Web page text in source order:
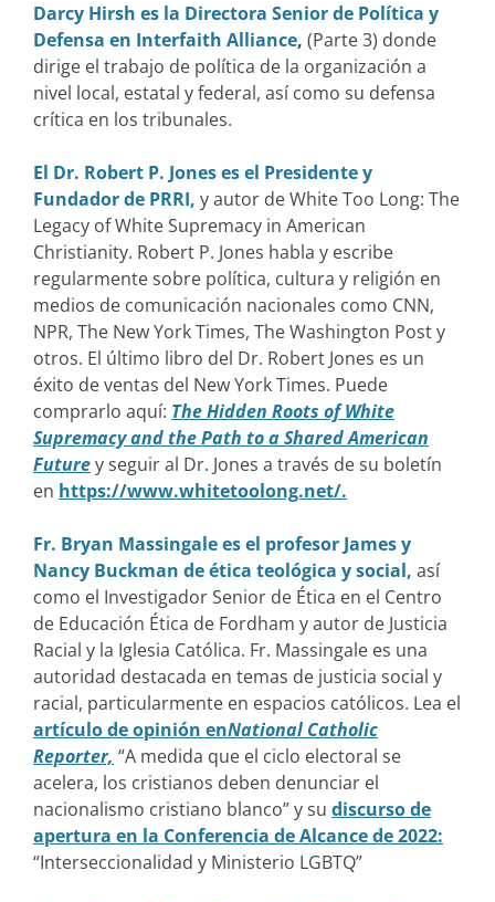
Darcy Hirsh es la Directora Senior de Política y
Defensa en Interfaith Alliance, (Parte 3) donde
dirige el trabajo de política de la organización a
nivel local, estatal y federal, así como su defensa
crítica en los tribunales.
El Dr. Robert P. Joneses el Presidente y
Fundador de PRRI, y autor de White Too Long: The
Legacy of White Supremacy in American
Christianity. Robert P. Jones habla y escribe
regularmente sobre política, cultura y religión en
medios de comunicación nacionales como CNN,
NPR, The New York Times, The Washington Post y
otros. El último libro del Dr. Robert Jones es un
éxito de ventas del New York Times. Puede
comprarlo aquí: The Hidden Roots of White
Supremacy and the Path to a Shared American
Futurey seguir al Dr. Jones a través de su boletín
en https://www.whitetoolong.net/.
Fr. Bryan Massingale es el profesor James y
Nancy Buckman de ética teológica y social, así
como el Investigador Senior de Ética en el Centro
de Educación Ética de Fordham y autor de Justicia
Racial y la Iglesia Católica. Fr. Massingale es una
autoridad destacada en temas de justicia social y
racial, particularmente en espacios católicos. Lea el
artículo de opinión enNational Catholic
Reporter, “A medida que el ciclo electoral se
acelera, los cristianos deben denunciar el
nacionalismo cristiano blanco” y su discurso de
apertura en la Conferencia de Alcance de 2022:
“Interseccionalidad y Ministerio LGBTQ”